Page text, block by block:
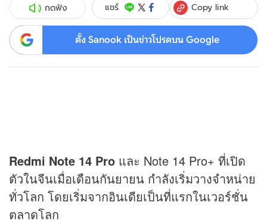
กดฟัง แชร์ Copy link
ตั้ง Sanook เป็นข่าวโปรดบน Google
Redmi Note 14 Pro และ Note 14 Pro+ ที่เปิด
ตัวในจีนเมื่อเดือนกันยายน กำลังเริ่มวางจำหน่าย
ทั่วโลก โดยเริ่มจากอินเดียเป็นที่แรกในเวอร์ชั่น
ตลาดโลก